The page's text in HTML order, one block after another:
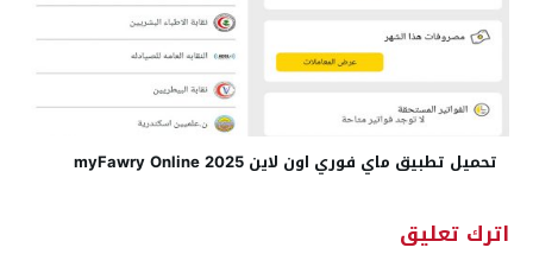
تحميل تطبيق ماي فوري اون لاين myFawry Online 2025
اترك تعليق